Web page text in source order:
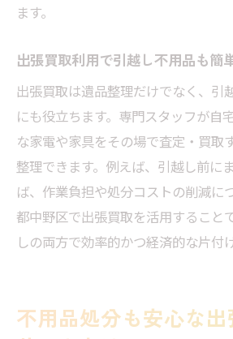
ます。
出張買取利用で引越し不用品も簡
出張買取は遺品整理だけでなく、引
にも役立ちます。専門スタッフが自
な家電や家具をその場で査定・買取
整理できます。例えば、引越し前に
ば、作業負担や処分コストの削減に
都中野区で出張買取を活用すること
しの両方で効率的かつ経済的な片付
不用品処分も安心な出